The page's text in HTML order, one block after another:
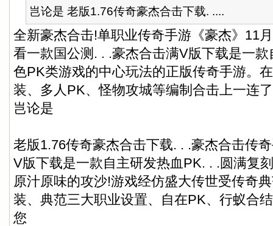
岂论是 老版1.76传奇豪杰合击下载. ....
全新豪杰合击!单职业传奇手游《豪杰》11
看一款国公测. . .豪杰合击满V版下载是一
色PK类游戏的中心玩法的正版传奇手游。
装、多人PK、怪物攻城等编制合击上一连
岂论是
老版1.76传奇豪杰合击下载. . .豪杰合击传
V版下载是一款自主研发热血PK. . .圆满复
原汁原味的攻沙!游戏经仿盛大传世受传奇
装、典范三大职业设置、自在PK、行蚁合
您